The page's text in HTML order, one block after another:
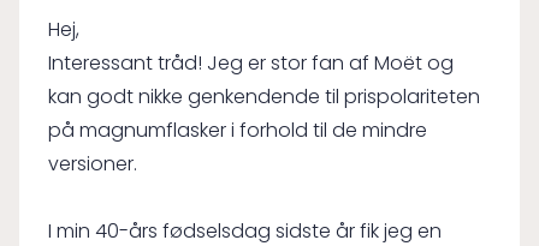
Hej,
Interessant tråd! Jeg er stor fan af Moët og
kan godt nikke genkendende til prispolariteten
på magnumflasker i forhold til de mindre
versioner.
I min 40-års fødselsdag sidste år fik jeg en